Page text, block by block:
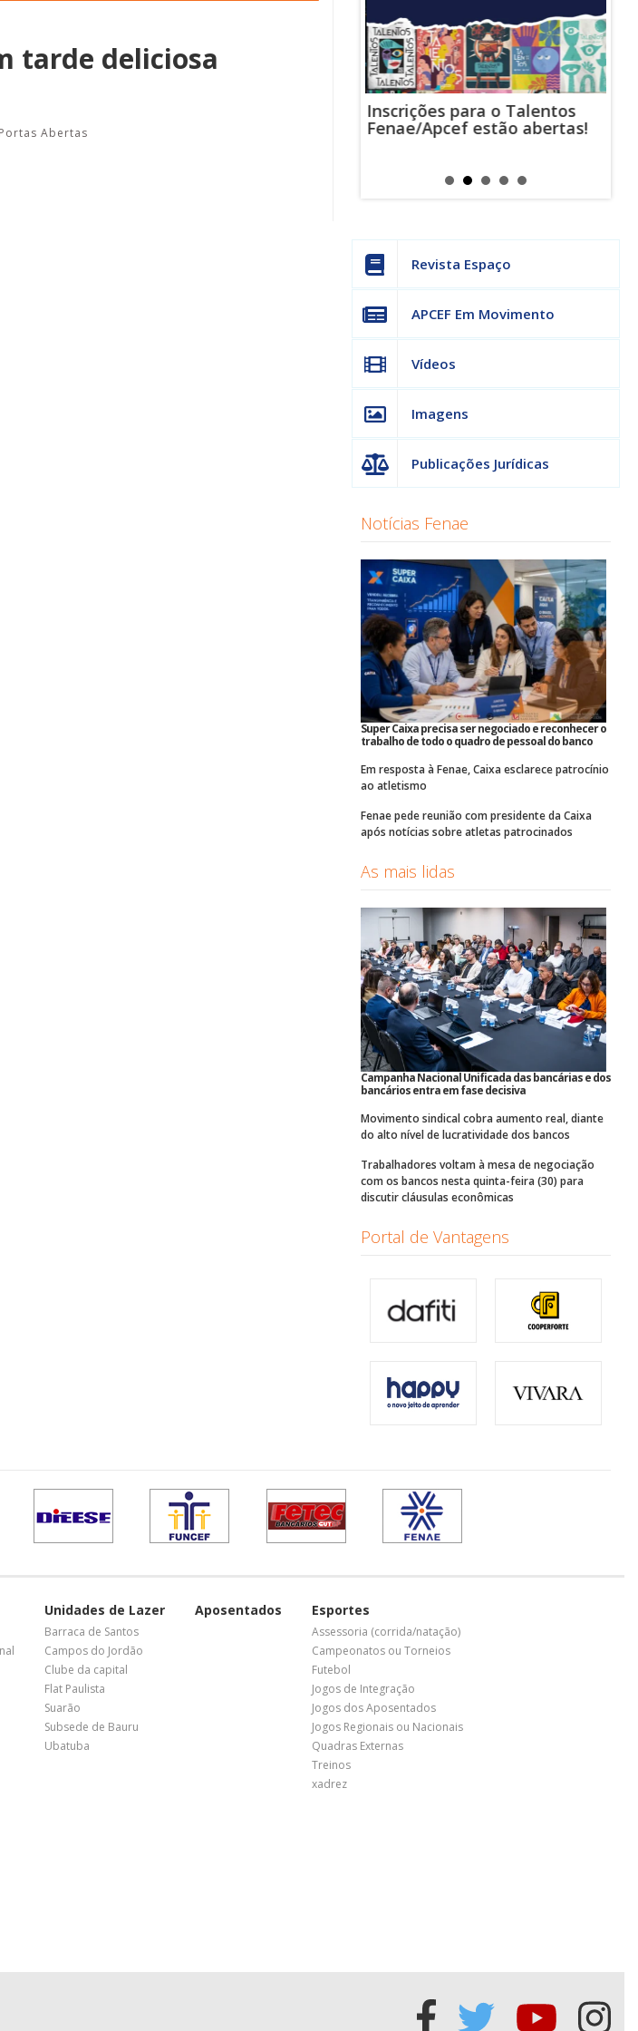
tarde deliciosa
Abertas
esportivos
Inscrições para o Talentos
Fenae/Apcef estão abertas!
Revista Espaço
APCEF Em Movimento
Vídeos
Imagens
Publicações Jurídicas
Notícias Fenae
Super Caixa precisa ser negociado e reconhecer o
trabalho de todo o quadro de pessoal do banco
Em resposta à Fenae, Caixa esclarece patrocínio
ao atletismo
Fenae pede reunião com presidente da Caixa
após notícias sobre atletas patrocinados
As mais lidas
Campanha Nacional Unificada das bancárias e dos
bancários entra em fase decisiva
Movimento sindical cobra aumento real, diante
do alto nível de lucratividade dos bancos
Trabalhadores voltam à mesa de negociação
com os bancos nesta quinta-feira (30) para
discutir cláusulas econômicas
Portal de Vantagens
Unidades de Lazer
Barraca de Santos
Campos do Jordão
Clube da capital
Flat Paulista
Suarão
Subsede de Bauru
Ubatuba
Aposentados Esportes
Assessoria (corrida/natação)
Campeonatos ou Torneios
Futebol
Jogos de Integração
Jogos dos Aposentados
Jogos Regionais ou Nacionais
Quadras Externas
Treinos
xadrez
Acessar
Acessar